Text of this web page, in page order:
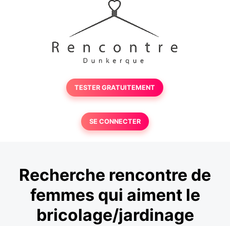
TESTER GRATUITEMENT
SE CONNECTER
Recherche rencontre de
femmes qui aiment le
bricolage/jardinage